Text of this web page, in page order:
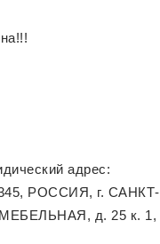
адрес:
РОССИЯ, г.
д. 25 к. 1,